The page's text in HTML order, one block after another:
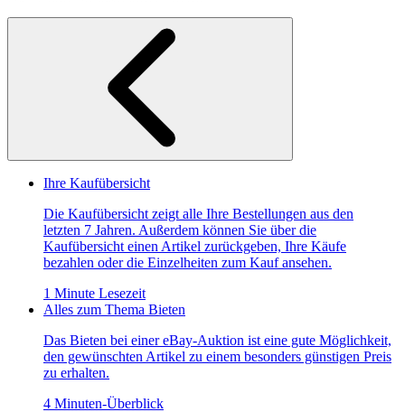
Ihre Kaufübersicht
Die Kaufübersicht zeigt alle Ihre Bestellungen aus den
letzten 7 Jahren. Außerdem können Sie über die
Kaufübersicht einen Artikel zurückgeben, Ihre Käufe
bezahlen oder die Einzelheiten zum Kauf ansehen.
1 Minute Lesezeit
Alles zum Thema Bieten
Das Bieten bei einer eBay-Auktion ist eine gute Möglichkeit,
den gewünschten Artikel zu einem besonders günstigen Preis
zu erhalten.
4 Minuten-Überblick